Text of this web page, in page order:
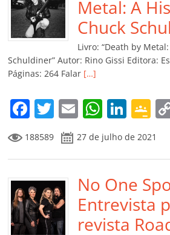
o
o
k
p
p
n Cl
a
ss
ro
m
Metal: A
Chuck
Livro: “Death by
Schuldiner” Autor: Rino Gissi Editora:
Páginas: 264 Falar […]
F
a
c
e
b
o
o
T
w
itt
er
E
m
ai
l
W
h
at
s
A
p
p
Li
n
k
e
dI
n
G
o
o
gl
e
Cl
a
188589 27 de julho de 2021
No One
Entrevista
revista